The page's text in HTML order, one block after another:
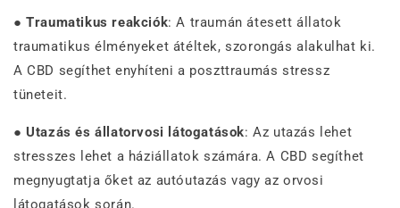
●Traumatikus reakciók: A traumán átesett állatok
traumatikus élményeket átéltek, szorongás alakulhat ki.
A CBD segíthet enyhíteni a poszttraumás stressz
tüneteit.
●Utazás és állatorvosi látogatások: Az utazás lehet
stresszes lehet a háziállatok számára. A CBD segíthet
megnyugtatja őket az autóutazás vagy az orvosi